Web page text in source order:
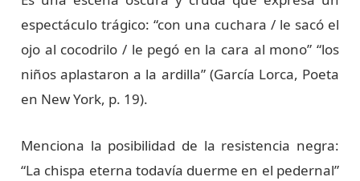
espectáculo trágico: “con una cuchara / le sacó el
ojo al cocodrilo / le pegó en la cara al mono” “los
niños aplastaron a la ardilla” (García Lorca, Poeta
en New York, p. 19).
Menciona la posibilidad de la resistencia negra:
“La chispa eterna todavía duerme en el pedernal”